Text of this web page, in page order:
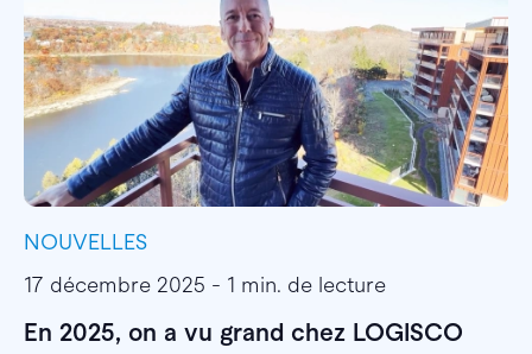
NOUVELLES
17 décembre 2025 - 1 min. de lecture
En 2025, on a vu grand chez LOGISCO